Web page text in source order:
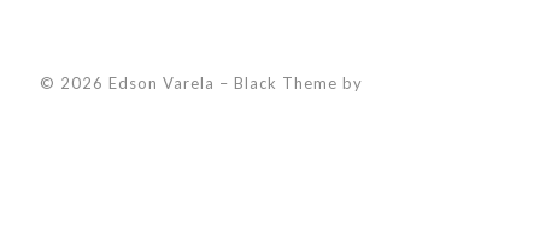
© 2026 Edson Varela – Black Theme by